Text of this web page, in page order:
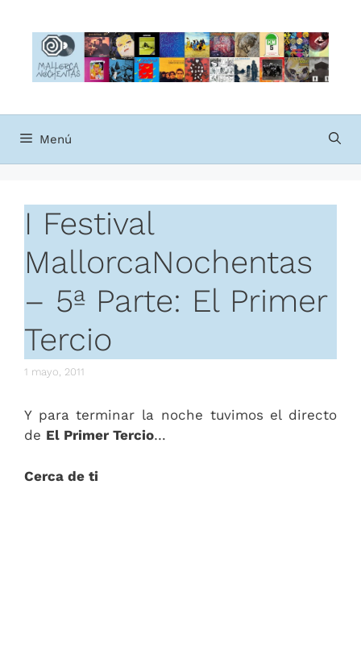
contenido
Menú
I Festival
MallorcaNochentas
– 5ª Parte: El Primer
Tercio
1 mayo, 2011
Y para terminar la noche tuvimos el directo
de El Primer Tercio…
Cerca de ti